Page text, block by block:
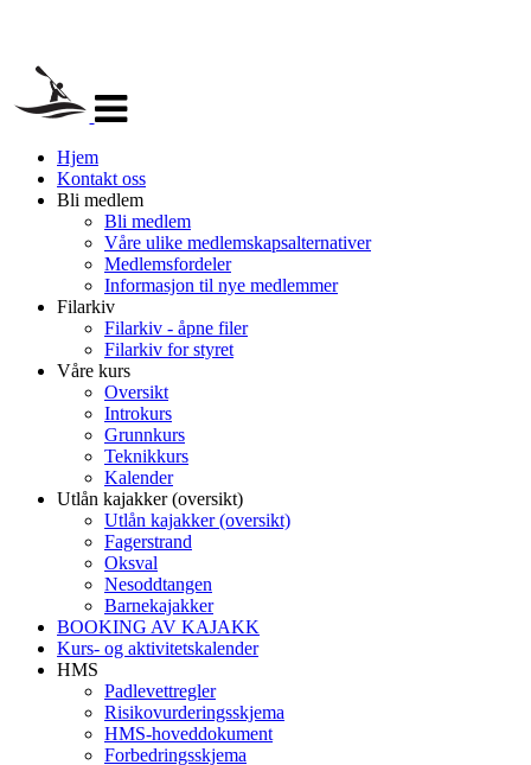
navigasjon
Hjem
Kontakt oss
Bli medlem
Bli medlem
Våre ulike medlemskapsalternativer
Medlemsfordeler
Informasjon til nye medlemmer
Filarkiv
Filarkiv - åpne filer
Filarkiv for styret
Våre kurs
Oversikt
Introkurs
Grunnkurs
Teknikkurs
Kalender
Utlån kajakker (oversikt)
Utlån kajakker (oversikt)
Fagerstrand
Oksval
Nesoddtangen
Barnekajakker
BOOKING AV KAJAKK
Kurs- og aktivitetskalender
HMS
Padlevettregler
Risikovurderingsskjema
HMS-hoveddokument
Forbedringsskjema